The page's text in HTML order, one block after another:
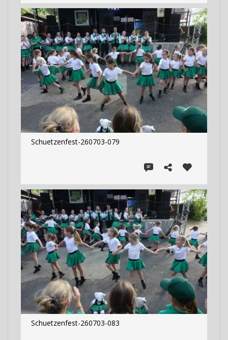
Schuetzenfest-260703-079
Schuetzenfest-260703-083